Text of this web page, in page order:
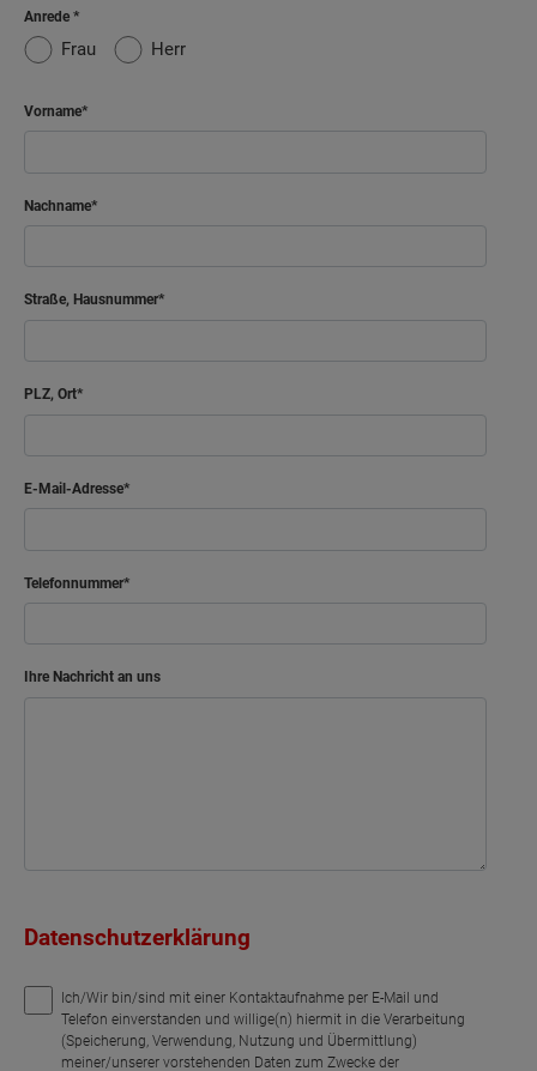
Anrede
Frau Herr
Vorname
Nachname
Straße, Hausnummer
PLZ, Ort
E-Mail-Adresse
Telefonnummer
Ihre Nachricht an uns
Datenschutzerklärung
Ich/Wir bin/sind mit einer Kontaktaufnahme per E-Mail und
Telefon einverstanden und willige(n) hiermit in die Verarbeitung
(Speicherung, Verwendung, Nutzung und Übermittlung)
meiner/unserer vorstehenden Daten zum Zwecke der